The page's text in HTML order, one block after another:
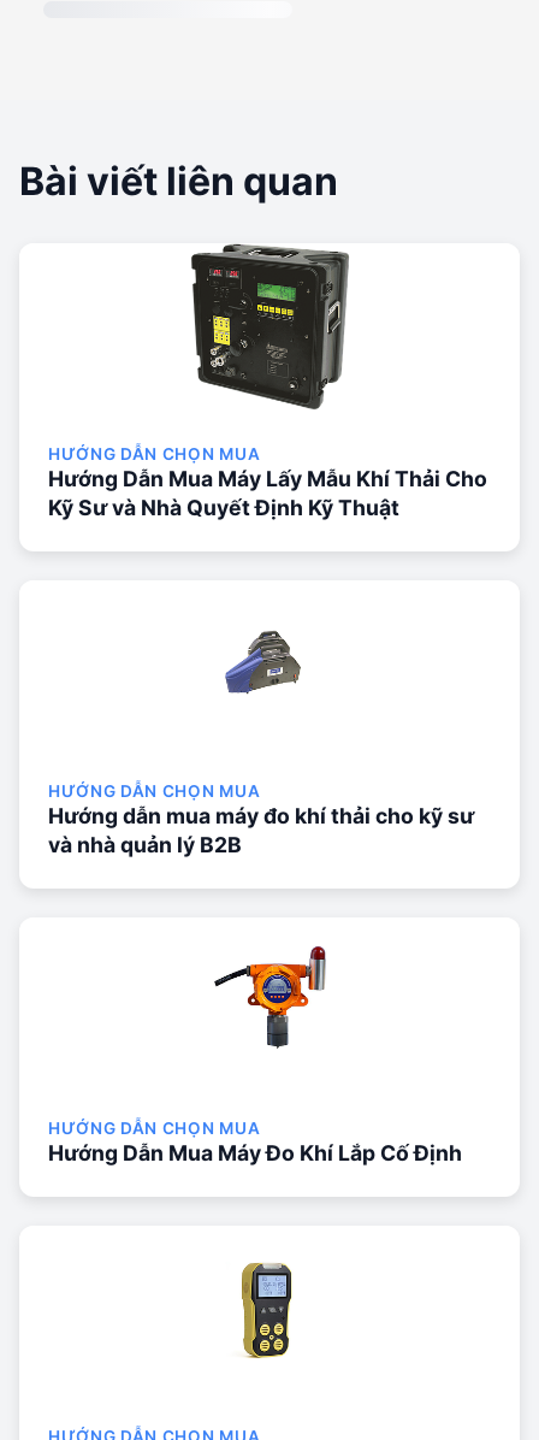
Bài viết liên quan
HƯỚNG DẪN CHỌN MUA
Hướng Dẫn Mua Máy Lấy Mẫu Khí Thải Cho
Kỹ Sư và Nhà Quyết Định Kỹ Thuật
HƯỚNG DẪN CHỌN MUA
Hướng dẫn mua máy đo khí thải cho kỹ sư
và nhà quản lý B2B
HƯỚNG DẪN CHỌN MUA
Hướng Dẫn Mua Máy Đo Khí Lắp Cố Định
HƯỚNG DẪN CHỌN MUA